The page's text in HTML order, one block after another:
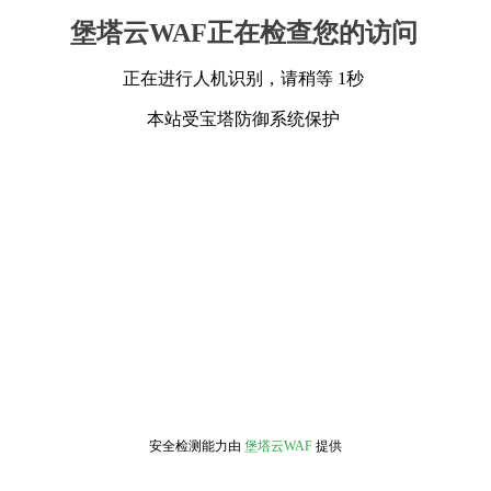
堡塔云WAF正在检查您的访问
正在进行人机识别，请稍等 1秒
本站受宝塔防御系统保护
安全检测能力由 堡塔云WAF 提供